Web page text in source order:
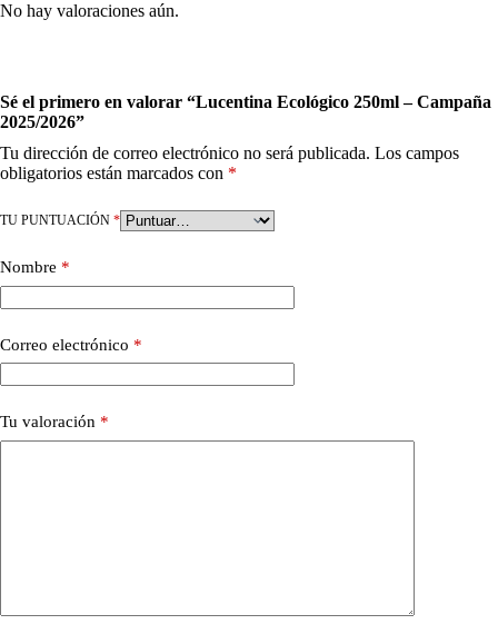
No hay valoraciones aún.
Sé el primero en valorar “Lucentina Ecológico 250ml – Campaña
2025/2026”
Tu dirección de correo electrónico no será publicada. Los campos
obligatorios están marcados con *
TU PUNTUACIÓN *
Nombre *
Correo electrónico *
Tu valoración *